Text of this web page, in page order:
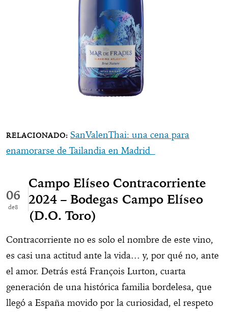
SanValenThai: una cena para
enamorarse de Tailandia en Madrid
06
8
Campo Elíseo Contracorriente
2024 – Bodegas Campo Elíseo
(D.O. Toro)
Contracorriente no es solo el nombre de este vino,
es casi una actitud ante la vida… y, por qué no, ante
el amor. Detrás está François Lurton, cuarta
generación de una histórica familia bordelesa, que
llegó a España movido por la curiosidad, el respeto